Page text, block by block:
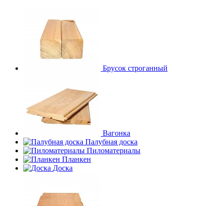
Брусок строганный
Вагонка
Палубная доска
Пиломатериалы
Планкен
Доска